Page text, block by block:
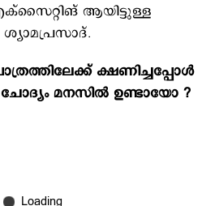
ആയിട്ടുള്ള
ക്ഷണിച്ചപ്പോൾ
മനസിൽ ഉണ്ടായോ ?